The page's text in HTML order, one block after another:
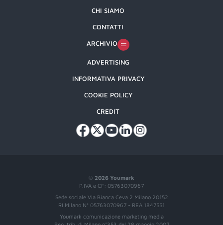
© 2026 Youmark
P.IVA e CF: 05763070967
Sede sociale Via Bianca Ceva 2 Milano 20152
RI Milano N° 05763070967 - REA 1847551
Youmark comunicazione marketing media
CHI SIAMO
CONTATTI
ARCHIVIO
ADVERTISING
INFORMATIVA PRIVACY
COOKIE POLICY
CREDIT